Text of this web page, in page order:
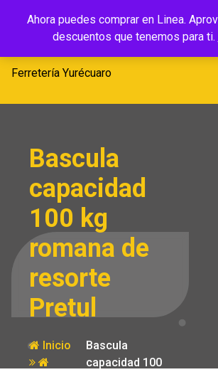
Ahora puedes comprar en Linea.
descuentos que tenemos para ti.
Ferretería
Yurécuaro
Ferretería Yurécuaro
Bascula
capacidad
100 kg
romana de
resorte
Pretul
Inicio
Bascula
capacidad 100